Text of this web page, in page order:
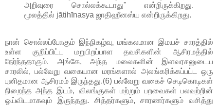
அறிவுரை சொல்லக்கூடாது" என்றிருக்கிறது.
மூலத்தில் jātihīnasya ஜாதிஹீனஸ்ய என்றிருக்கிறது.
நான் சொல்லப்போகும் இந்நிகழ்வு, மங்கலமான இமயச் சாரத்தில்
உள்ள குறிப்பிட்ட மறுபிறப்பாள தவசிகளின் ஆசிரமத்தில்
நேர்ந்ததாகும். அங்கே, அந்த மலைகளின் இளவரசனுடைய
சாரலில், பல்வேறு வகையான மரங்களால் அலங்கரிக்கப்பட்ட ஒரு
புனிதமான ஆசிரமம் இருந்தது.(6) பல்வேறு வகைச் செடிகொடிகள்
நிறைந்த அந்த இடம், விலங்குகள் மற்றும் பறவைகள் பலவற்றின்
ஓய்விடமாகவும் இருந்தது. சித்தர்களும், சாரணர்களும் வசித்து